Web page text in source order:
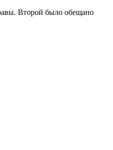
Второй было обещано